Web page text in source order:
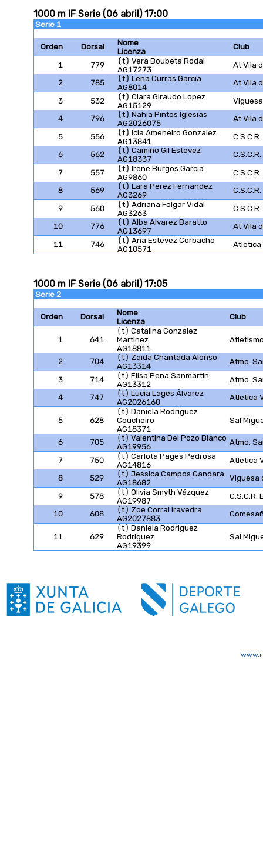
Serie 1
Orden Dorsal
Nome
Licenza
Club
1 779
(t) Vera Boubeta Rodal
AG17273
At Vila
2
785
(t) Lena Curras Garcia
AG8014
At Vila
3 532
(t) Ciara Giraudo Lopez
AG15129
4
796
(t) Nahia Pintos Iglesias
AG2026075
At Vila
5 556
(t) Icia Ameneiro Gonzalez
AG13841
6
562
(t) Camino Gil Estevez
AG18337
7 557
(t) Irene Burgos García
AG9860
8
569
(t) Lara Perez Fernandez
AG3269
9 560
(t) Adriana Folgar Vidal
AG3263
10
776
(t) Alba Alvarez Baratto
AG13697
At Vila
11 746
(t) Ana Estevez Corbacho
AG10571
Atletica
1000 m IF Serie (06 abril) 17:00
Serie 2
Orden Dorsal
Nome
Licenza
Club
1 641
(t) Catalina Gonzalez
Martinez
AG18811
2 704
(t) Zaida Chantada Alonso
AG13314
Atmo.
3 714
(t) Elisa Pena Sanmartin
AG13312
Atmo.
4
747
(t) Lucia Lages Álvarez
AG2026160
Atletica
5 628
(t) Daniela Rodriguez
Coucheiro
AG18371
Sal
6 705
(t) Valentina Del Pozo Blanco
AG19956
Atmo.
7 750
(t) Carlota Pages Pedrosa
AG14816
Atletica
8
529
(t) Jessica Campos Gandara
AG18682
Viguesa
9 578
(t) Olivia Smyth Vázquez
AG19987
C.S.C.R.
10
608
(t) Zoe Corral Iravedra
AG2027883
11 629
(t) Daniela Rodriguez
Rodriguez
AG19399
Sal
1000 m IF Serie (06 abril) 17:05